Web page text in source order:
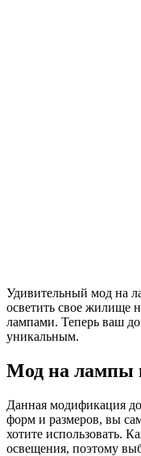
Удивительный мод на
осветить свое жилище
лампами. Теперь ваш
уникальным.
Мод на лампы
Данная модификация
форм и размеров, вы
хотите использовать.
освещения, поэтому